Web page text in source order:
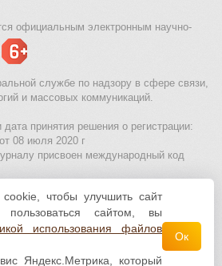
официальным электронным научно-
службе по надзору в сфере связи,
и массовых коммуникаций.
принятия решения о регистрации:
08 июля 2020 г
присвоен международный код
и онлайн конкурсы для детей
файлов cookie| Политика обработки и
доступны полицензии Creative
чтобы улучшить сайт
сайтом, вы
использования файлов
Яндекс.Метрика, который
Ок